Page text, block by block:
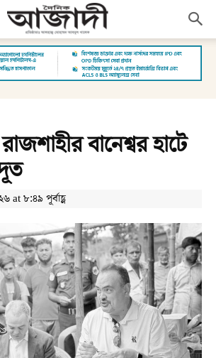
বানেশ্বর হাটে
at ৮:৪৯ পূর্বাহ্ণ